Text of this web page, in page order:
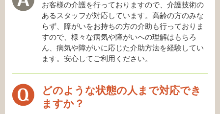
お客様の介護を行っておりますので、介護技術の
あるスタッフが対応しています。高齢の方のみな
らず、障がいをお持ちの方の介助も行っておりま
すので、様々な病気や障がいへの理解はもちろ
ん、病気や障がいに応じた介助方法を経験してい
ます。安心してご利用ください。
どのような状態の人まで対応でき
ますか？